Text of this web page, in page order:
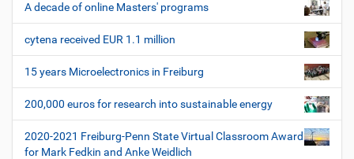
i
e
z
r
N
v
i
g
a
t
i
A decade of online Masters' programs
cytena received EUR 1.1 million
15 years Microelectronics in Freiburg
200,000 euros for research into sustainable energy
2020-2021 Freiburg-Penn State Virtual Classroom Award
for Mark Fedkin and Anke Weidlich